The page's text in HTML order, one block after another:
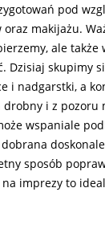
pod
makijażu.
ale także
Dzisiaj skupimy
i nadgarstki, a
i z pozoru
wspaniale
sposób
imprezy to